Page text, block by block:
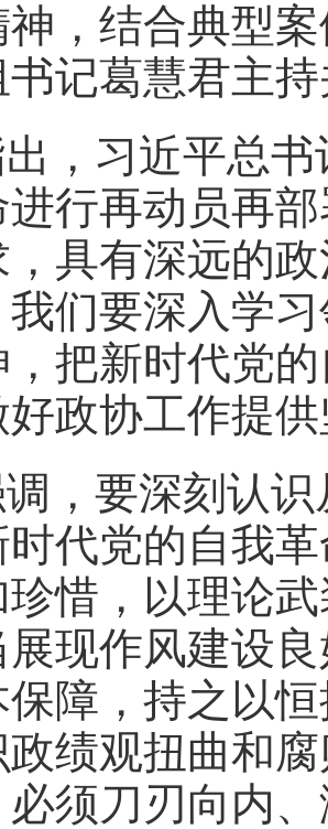
，结合典型
书记葛慧君主
，习近平总
行再动员再
具有深远的
们要深入学
把新时代党
政协工作提
，要深刻认
时代党的自我
惜，以理论
现作风建设
障，持之以
绩观扭曲和
须刀刃向内